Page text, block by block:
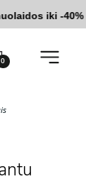
iki -40%|
0